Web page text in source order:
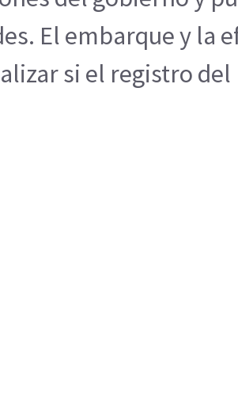
El embarque y la
si el registro